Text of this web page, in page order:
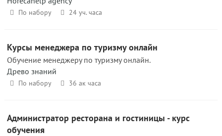
По набору 24 уч. часа
Курсы менеджера по туризму онлайн
Обучение менеджеру по туризму онлайн.
Древо знаний
По набору 36 ак часа
Администратор ресторана и гостиницы - курс
обучения